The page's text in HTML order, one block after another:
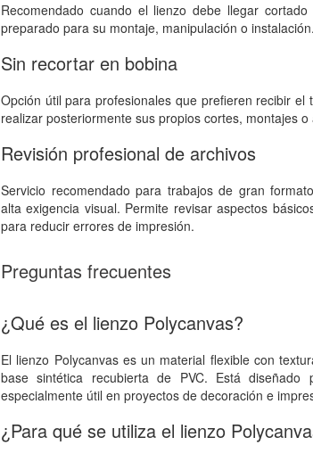
Recomendado cuando el lienzo debe llegar
preparado para su montaje, manipulación o instalación.
Sin recortar en bobina
Opción útil para profesionales que prefieren recibir el
realizar posteriormente sus propios cortes, montajes o
Revisión profesional de archivos
Servicio recomendado para trabajos de gran
alta exigencia visual. Permite revisar aspectos
para reducir errores de impresión.
Preguntas frecuentes
¿Qué es el lienzo Polycanvas?
El lienzo Polycanvas es un material flexible con
base sintética recubierta de PVC. Está
especialmente útil en proyectos de decoración e
¿Para qué se utiliza el lienzo